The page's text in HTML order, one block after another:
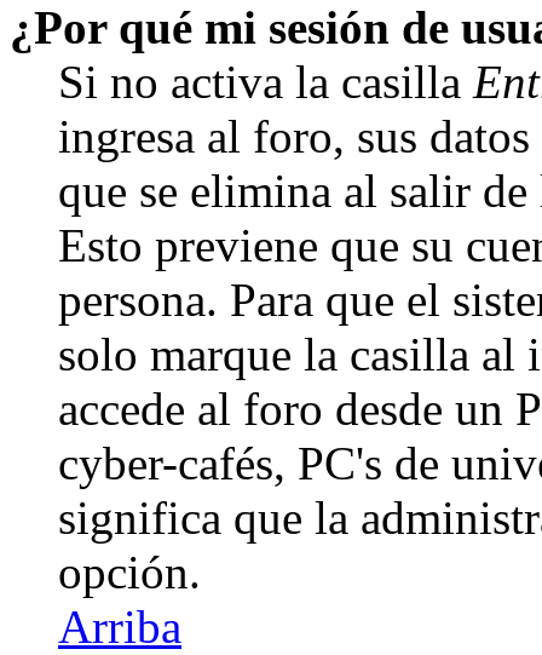
¿Por qué mi sesión de
Si no activa la casilla
ingresa al foro, sus
que se elimina al salir
Esto previene que su
persona. Para que el
solo marque la casilla al
accede al foro desde un
cyber-cafés, PC's de
significa que la
opción.
Arriba